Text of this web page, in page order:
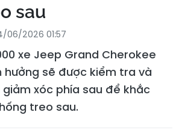
sau
06/2026 01:57
xe Jeep Grand Cherokee
hưởng sẽ được kiểm tra và
giảm xóc phía sau để khắc
treo sau.